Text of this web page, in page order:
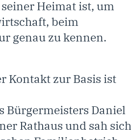
Heimat ist, um
beim
genau zu kennen.
Kontakt zur Basis ist
Bürgermeisters Daniel
Rathaus und sah sich